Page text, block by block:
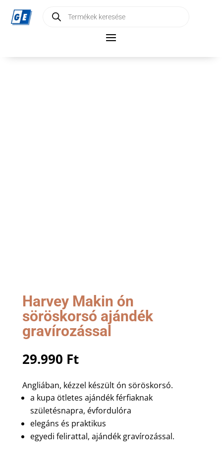
search
Harvey Makin ón
söröskorsó ajándék
gravírozással
29.990 Ft
Angliában, kézzel készült ón söröskorsó.
a kupa ötletes ajándék férfiaknak
születésnapra, évfordulóra
elegáns és praktikus
egyedi felirattal, ajándék gravírozással.